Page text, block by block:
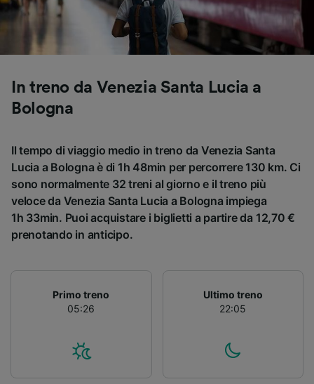
In treno da Venezia Santa Lucia a
Bologna
Il tempo di viaggio medio in treno da Venezia Santa
Lucia a Bologna è di 1h 48min per percorrere 130 km. Ci
sono normalmente 32 treni al giorno e il treno più
veloce da Venezia Santa Lucia a Bologna impiega
1h 33min. Puoi acquistare i biglietti a partire da 12,70 €
prenotando in anticipo.
Primo treno
05:26
Ultimo treno
22:05